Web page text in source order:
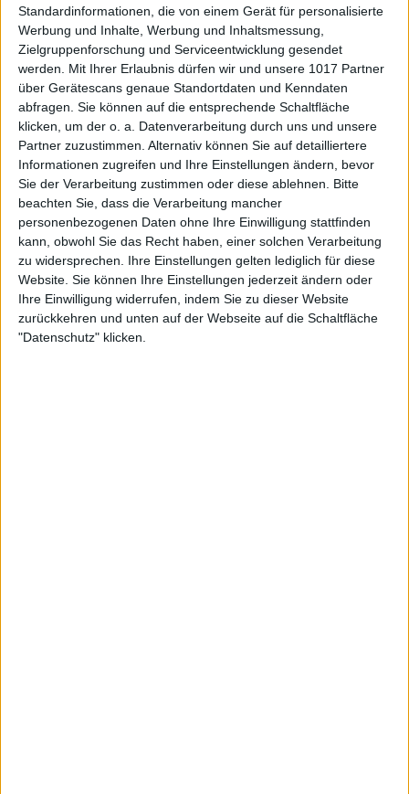
Standardinformationen, die von einem Gerät für personalisierte
Werbung und Inhalte, Werbung und Inhaltsmessung,
Zielgruppenforschung und Serviceentwicklung gesendet
werden.
Mit Ihrer Erlaubnis dürfen wir und unsere 1017 Partner
über Gerätescans genaue Standortdaten und Kenndaten
abfragen. Sie können auf die entsprechende Schaltfläche
klicken, um der o. a. Datenverarbeitung durch uns und unsere
Partner zuzustimmen. Alternativ können Sie auf detailliertere
Informationen zugreifen und Ihre Einstellungen ändern, bevor
Sie der Verarbeitung zustimmen oder diese ablehnen.
Bitte
beachten Sie, dass die Verarbeitung mancher
personenbezogenen Daten ohne Ihre Einwilligung stattfinden
kann, obwohl Sie das Recht haben, einer solchen Verarbeitung
zu widersprechen. Ihre Einstellungen gelten lediglich für diese
Website. Sie können Ihre Einstellungen jederzeit ändern oder
Ihre Einwilligung widerrufen, indem Sie zu dieser Website
zurückkehren und unten auf der Webseite auf die Schaltfläche
"Datenschutz" klicken.